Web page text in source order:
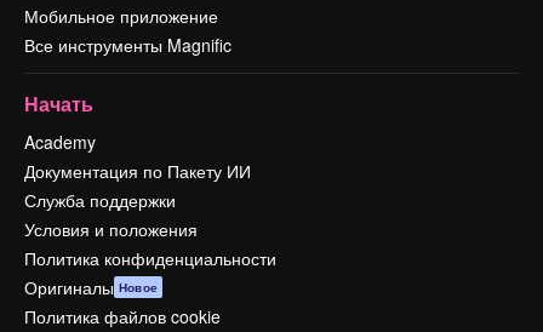
Мобильное приложение
Все инструменты Magnific
Начать
Academy
Документация по Пакету ИИ
Служба поддержки
Условия и положения
Политика конфиденциальности
Оригиналы Новое
Политика файлов cookie